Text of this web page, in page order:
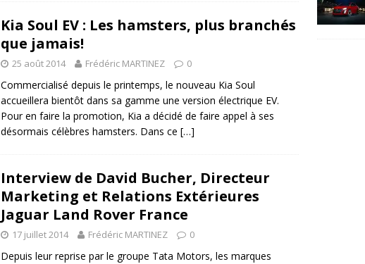
Kia Soul EV : Les hamsters, plus branchés
que jamais!
25 août 2014 Frédéric MARTINEZ 0
Commercialisé depuis le printemps, le nouveau Kia Soul
accueillera bientôt dans sa gamme une version électrique EV.
Pour en faire la promotion, Kia a décidé de faire appel à ses
désormais célèbres hamsters. Dans ce […]
Interview de David Bucher, Directeur
Marketing et Relations Extérieures
Jaguar Land Rover France
17 juillet 2014 Frédéric MARTINEZ 0
Depuis leur reprise par le groupe Tata Motors, les marques